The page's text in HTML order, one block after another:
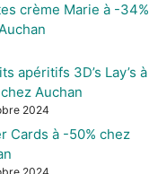
crème Marie à -34%
apéritifs 3D’s Lay’s à
Auchan
2024
Cards à -50% chez